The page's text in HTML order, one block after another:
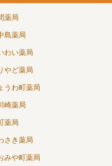
薬局
島薬局
わい薬局
やど薬局
うわ町薬局
崎薬局
薬局
さき薬局
みや町薬局